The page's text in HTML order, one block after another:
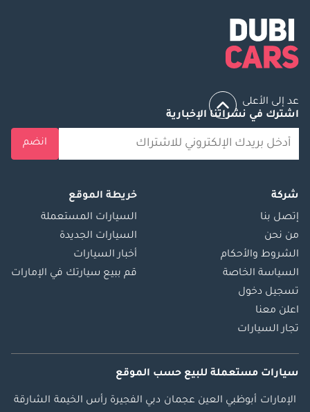
عد إلى الأعلى
اشترك في نشراتنا الإخبارية
انضم
شركة
إتصل بنا
من نحن
الشروط والأحكام
السياسة الخاصة
تسجيل دخول
اعلن معنا
تجار السيارات
خريطة الموقع
السيارات المستعملة
السيارات الجديدة
أخبار السيارات
قم ببيع سيارتك في الإمارات
سيارات مستعملة للبيع حسب الموقع
الإمارات أبوظبي العين عجمان دبي الفجيرة رأس الخيمة الشارقة